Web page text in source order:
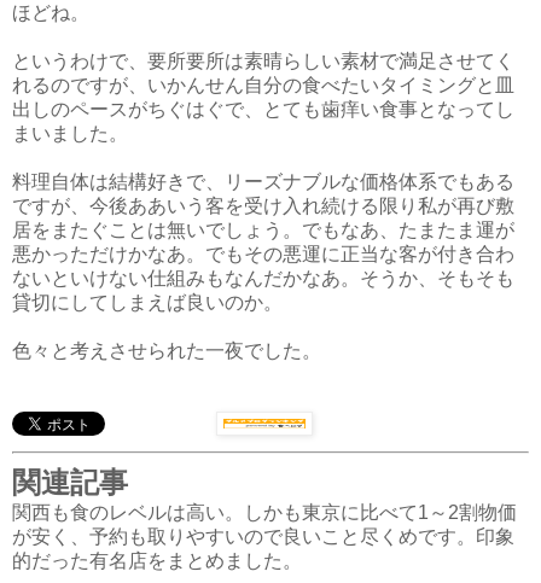
ほどね。
というわけで、要所要所は素晴らしい素材で満足させてく
れるのですが、いかんせん自分の食べたいタイミングと皿
出しのペースがちぐはぐで、とても歯痒い食事となってし
まいました。
料理自体は結構好きで、リーズナブルな価格体系でもある
ですが、今後ああいう客を受け入れ続ける限り私が再び敷
居をまたぐことは無いでしょう。でもなあ、たまたま運が
悪かっただけかなあ。でもその悪運に正当な客が付き合わ
ないといけない仕組みもなんだかなあ。そうか、そもそも
貸切にしてしまえば良いのか。
色々と考えさせられた一夜でした。
関連記事
関西も食のレベルは高い。しかも東京に比べて1～2割物価
が安く、予約も取りやすいので良いこと尽くめです。印象
的だった有名店をまとめました。